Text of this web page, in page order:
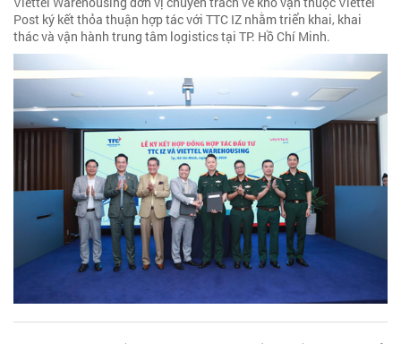
Post ký kết thỏa thuận hợp tác với TTC IZ nhằm triển khai, khai
thác và vận hành trung tâm logistics tại TP. Hồ Chí Minh.